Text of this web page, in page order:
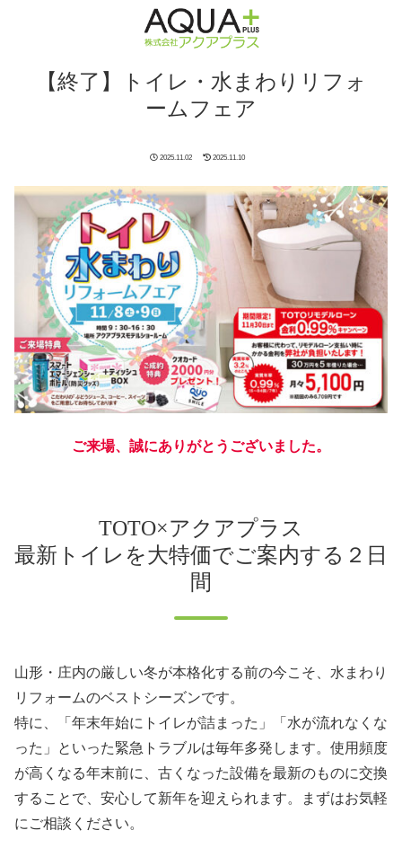
【終了】トイレ・水まわりリフォ
ームフェア
2025.11.02 2025.11.10
ご来場、誠にありがとうございました。
TOTO×アクアプラス
最新トイレを大特価でご案内する２日
間
山形・庄内の厳しい冬が本格化する前の今こそ、水まわり
リフォームのベストシーズンです。
特に、「年末年始にトイレが詰まった」「水が流れなくな
った」といった緊急トラブルは毎年多発します。使用頻度
が高くなる年末前に、古くなった設備を最新のものに交換
することで、安心して新年を迎えられます。まずはお気軽
にご相談ください。